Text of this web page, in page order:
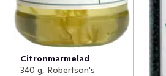
Citronmarmelad
340 g, Robertson's